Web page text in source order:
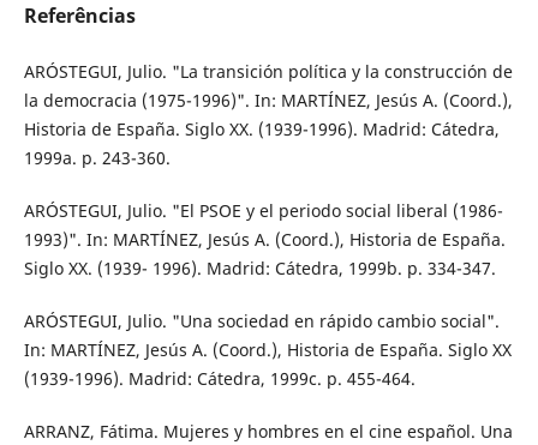
Referências
ARÓSTEGUI, Julio. "La transición política y la construcción de
la democracia (1975-1996)". In: MARTÍNEZ, Jesús A. (Coord.),
Historia de España. Siglo XX. (1939-1996). Madrid: Cátedra,
1999a. p. 243-360.
ARÓSTEGUI, Julio. "El PSOE y el periodo social liberal (1986-
1993)". In: MARTÍNEZ, Jesús A. (Coord.), Historia de España.
Siglo XX. (1939- 1996). Madrid: Cátedra, 1999b. p. 334-347.
ARÓSTEGUI, Julio. "Una sociedad en rápido cambio social".
In: MARTÍNEZ, Jesús A. (Coord.), Historia de España. Siglo XX
(1939-1996). Madrid: Cátedra, 1999c. p. 455-464.
ARRANZ, Fátima. Mujeres y hombres en el cine español. Una